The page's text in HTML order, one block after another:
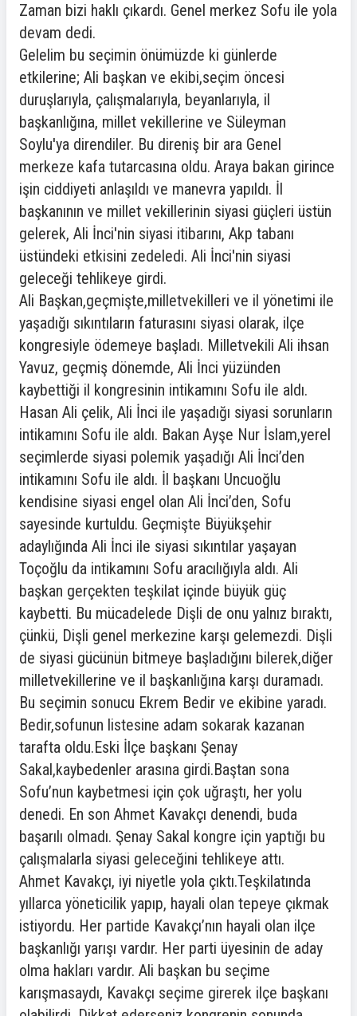
Zaman bizi haklı çıkardı. Genel merkez Sofu ile yola
devam dedi.
Gelelim bu seçimin önümüzde ki günlerde
etkilerine; Ali başkan ve ekibi,seçim öncesi
duruşlarıyla, çalışmalarıyla, beyanlarıyla, il
başkanlığına, millet vekillerine ve Süleyman
Soylu'ya direndiler. Bu direniş bir ara Genel
merkeze kafa tutarcasına oldu. Araya bakan girince
işin ciddiyeti anlaşıldı ve manevra yapıldı. İl
başkanının ve millet vekillerinin siyasi güçleri üstün
gelerek, Ali İnci'nin siyasi itibarını, Akp tabanı
üstündeki etkisini zedeledi. Ali İnci'nin siyasi
geleceği tehlikeye girdi.
Ali Başkan,geçmişte,milletvekilleri ve il yönetimi ile
yaşadığı sıkıntıların faturasını siyasi olarak, ilçe
kongresiyle ödemeye başladı. Milletvekili Ali ihsan
Yavuz, geçmiş dönemde, Ali İnci yüzünden
kaybettiği il kongresinin intikamını Sofu ile aldı.
Hasan Ali çelik, Ali İnci ile yaşadığı siyasi sorunların
intikamını Sofu ile aldı. Bakan Ayşe Nur İslam,yerel
seçimlerde siyasi polemik yaşadığı Ali İnci’den
intikamını Sofu ile aldı. İl başkanı Uncuoğlu
kendisine siyasi engel olan Ali İnci’den, Sofu
sayesinde kurtuldu. Geçmişte Büyükşehir
adaylığında Ali İnci ile siyasi sıkıntılar yaşayan
Toçoğlu da intikamını Sofu aracılığıyla aldı. Ali
başkan gerçekten teşkilat içinde büyük güç
kaybetti. Bu mücadelede Dişli de onu yalnız bıraktı,
çünkü, Dişli genel merkezine karşı gelemezdi. Dişli
de siyasi gücünün bitmeye başladığını bilerek,diğer
milletvekillerine ve il başkanlığına karşı duramadı.
Bu seçimin sonucu Ekrem Bedir ve ekibine yaradı.
Bedir,sofunun listesine adam sokarak kazanan
tarafta oldu.Eski İlçe başkanı Şenay
Sakal,kaybedenler arasına girdi.Baştan sona
Sofu’nun kaybetmesi için çok uğraştı, her yolu
denedi. En son Ahmet Kavakçı denendi, buda
başarılı olmadı. Şenay Sakal kongre için yaptığı bu
çalışmalarla siyasi geleceğini tehlikeye attı.
Ahmet Kavakçı, iyi niyetle yola çıktı.Teşkilatında
yıllarca yöneticilik yapıp, hayali olan tepeye çıkmak
istiyordu. Her partide Kavakçı’nın hayali olan ilçe
başkanlığı yarışı vardır. Her parti üyesinin de aday
olma hakları vardır. Ali başkan bu seçime
karışmasaydı, Kavakçı seçime girerek ilçe başkanı